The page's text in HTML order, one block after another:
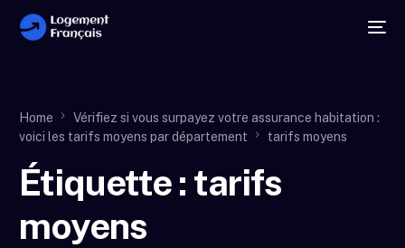
Home
Vérifiez si vous surpayez votre assurance habitation :
voici les tarifs moyens par département
tarifs moyens
Étiquette : tarifs
moyens